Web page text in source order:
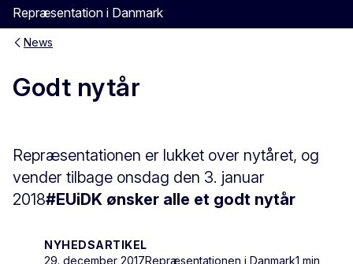
Repræsentation i Danmark
News
Godt nytår
Repræsentationen er lukket over nytåret, og
vender tilbage onsdag den 3. januar
2018#EUiDK ønsker alle et godt nytår
NYHEDSARTIKEL
29. december 2017Repræsentationen i Danmark1 min